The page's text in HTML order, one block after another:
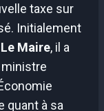
taxe sur
Initialement
Maire, il a
quant à sa